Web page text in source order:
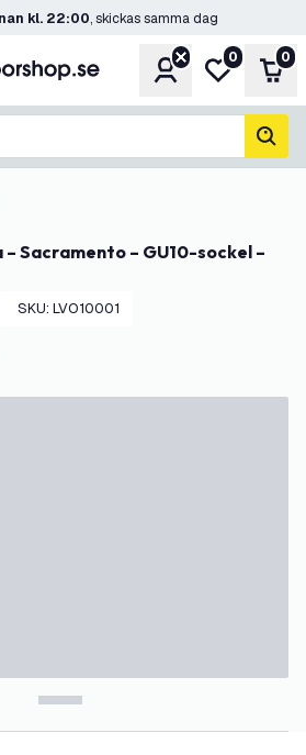
kl. 22:00, skickas samma dag
KontoMin0 0
sök
SKU: LVO10001